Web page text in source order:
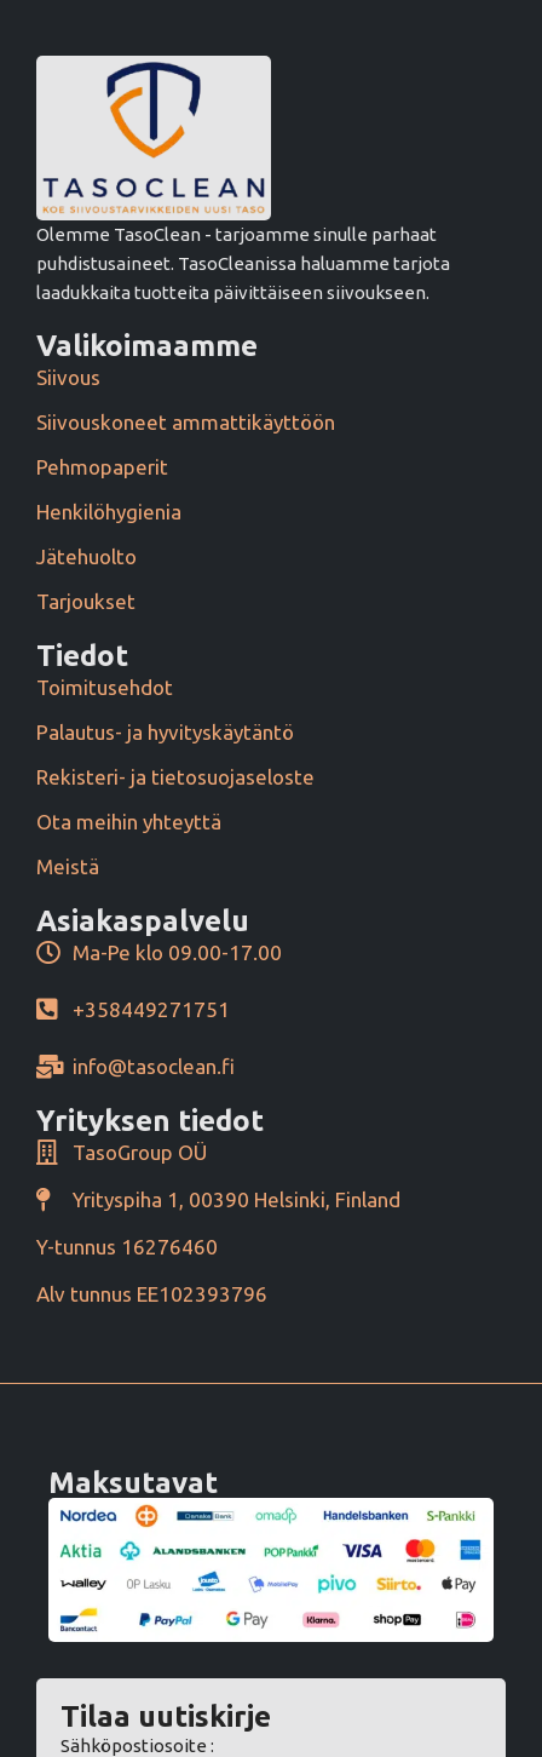
Olemme TasoClean - tarjoamme sinulle parhaat
puhdistusaineet. TasoCleanissa haluamme tarjota
laadukkaita tuotteita päivittäiseen siivoukseen.
Valikoimaamme
Siivous
Siivouskoneet ammattikäyttöön
Pehmopaperit
Henkilöhygienia
Jätehuolto
Tarjoukset
Tiedot
Toimitusehdot
Palautus- ja hyvityskäytäntö
Rekisteri- ja tietosuojaseloste
Ota meihin yhteyttä
Meistä
Asiakaspalvelu
Ma-Pe klo 09.00-17.00
+358449271751
info@tasoclean.fi
Yrityksen tiedot
TasoGroup OÜ
Yrityspiha 1, 00390 Helsinki, Finland
Y-tunnus 16276460
Alv tunnus EE102393796
Maksutavat
Tilaa uutiskirje
Sähköpostiosoite :